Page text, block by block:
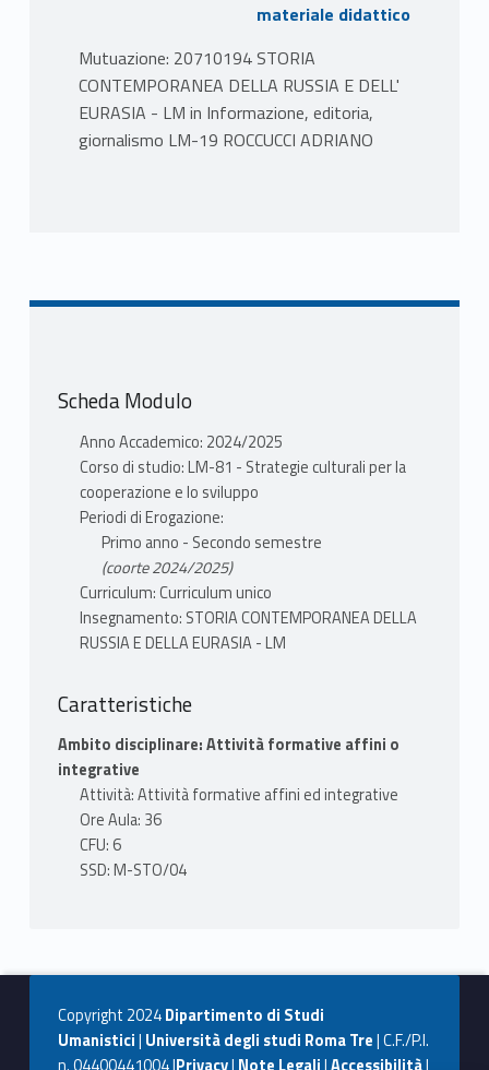
materiale didattico
Mutuazione: 20710194 STORIA
CONTEMPORANEA DELLA RUSSIA E DELL'
EURASIA - LM in Informazione, editoria,
giornalismo LM-19 ROCCUCCI ADRIANO
L’analisi delle caratteristiche specifiche del
dall’esame delle diverse forme che esso ha
acquisito e delle differenti politiche che lo
hanno governato tra Ottocento e
Novecento, dall’Impero russo all’Unione
Sovietica fino alla Federazione Russa. La
questione nazionale, la dimensione spaziale,
le forme del potere, la politica internazionale
e le visioni geopolitiche saranno oggetto di
anche alle diverse ideologie dell’impero.
TESTI ADOTTATI
1. Andrea Graziosi, L’Unione Sovietica 1914-
1991, Bologna, il Mulino, 2011;
3. Gian Piero Piretto, Gli occhi di Stalin. La
Milano, Raffello Cortina Editore, 2010
4. Il nazionalismo russo. Spazio
Scheda Modulo
Anno Accademico: 2024/2025
Corso di studio: LM-81 - Strategie culturali per la
cooperazione e lo sviluppo
Periodi di Erogazione:
Primo anno - Secondo semestre
(coorte 2024/2025)
Curriculum: Curriculum unico
Insegnamento: STORIA CONTEMPORANEA DELLA
RUSSIA E DELLA EURASIA - LM
Caratteristiche
Ambito disciplinare: Attività formative affini o
integrative
Attività: Attività formative affini ed integrative
Ore Aula: 36
CFU: 6
SSD: M-STO/04
Copyright 2024Dipartimento di Studi
Umanistici| Università degli studi Roma Tre| C.F./P.I.